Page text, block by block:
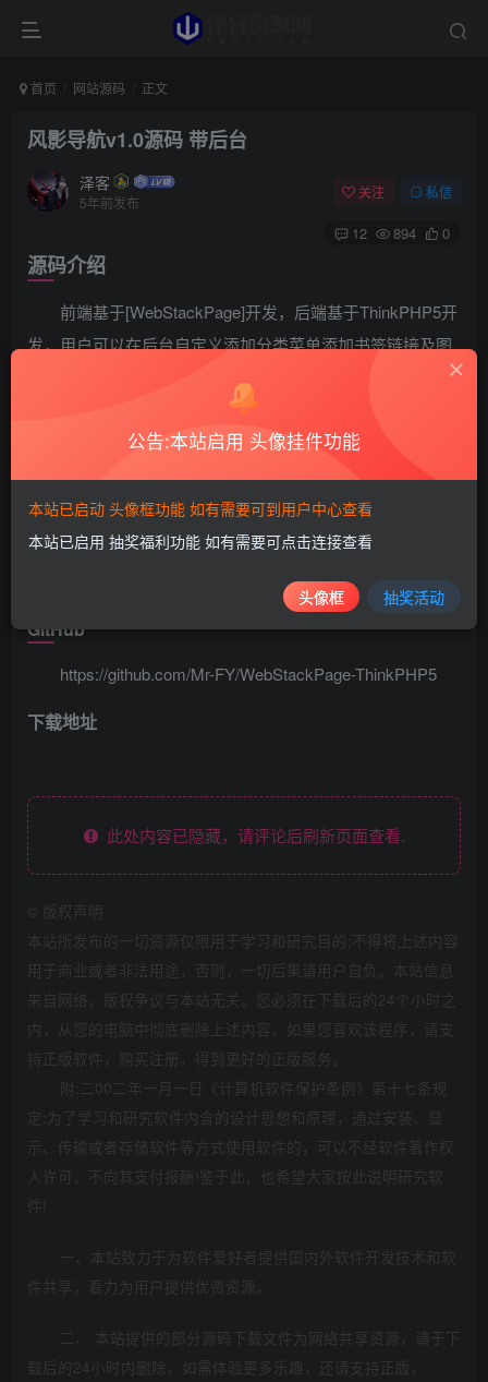
首页 网站源码 正文
风影导航v1.0源码 带后台
泽客
5年前发布
关注 私信
12 894 0
源码介绍
前端基于[WebStackPage]开发，后端基于ThinkPHP5开
发，用户可以在后台自定义添加分类菜单添加书签链接及图
GitHub
https://github.com/Mr-FY/WebStackPage-ThinkPHP5
下载地址
此处内容已隐藏，请评论后刷新页面查看.
版权声明
本站所发布的一切资源仅限用于学习和研究目的;不得将上述内容
用于商业或者非法用途，否则，一切后果请用户自负。本站信息
来自网络，版权争议与本站无关。您必须在下载后的24个小时之
内，从您的电脑中彻底删除上述内容。如果您喜欢该程序，请支
持正版软件，购买注册，得到更好的正版服务。
附:二00二年一月一日《计算机软件保护条例》第十七条规
定:为了学习和研究软件内含的设计思想和原理，通过安装、显
示、传输或者存储软件等方式使用软件的，可以不经软件著作权
人许可，不向其支付报酬!鉴于此，也希望大家按此说明研究软
件!
一、本站致力于为软件爱好者提供国内外软件开发技术和软
件共享，着力为用户提供优资资源。
二、 本站提供的部分源码下载文件为网络共享资源，请于下
载后的24小时内删除。如需体验更多乐趣，还请支持正版。
公告:本站启用 头像挂件功能
本站已启动 头像框功能 如有需要可到用户中心查看
本站已启用 抽奖福利功能 如有需要可点击连接查看
头像框 抽奖活动